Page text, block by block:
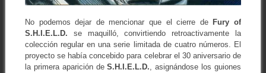
No podemos dejar de mencionar que el cierre de Fury of
S.H.I.E.L.D. se maquilló, convirtiendo retroactivamente la
colección regular en una serie limitada de cuatro números. El
proyecto se había concebido para celebrar el 30 aniversario de
la primera aparición deS.H.I.E.L.D., asignándose los guiones